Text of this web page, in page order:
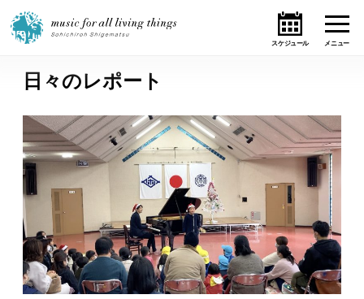
ホーム
ニュース
テーマ
ライブ・スケジュール
作品
日々のレポート